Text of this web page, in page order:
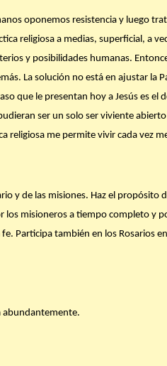
oponemos resistencia y luego
religiosa a medias, superficial, a
y posibilidades humanas.
La solución no está en ajustar la
que le presentan hoy a Jesús es el
ser un solo ser viviente
me permite vivir cada vez
y de las misiones. Haz el propósito
los misioneros a tiempo completo y
Participa también en los Rosarios
abundantemente.